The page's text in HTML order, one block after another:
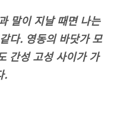
말이 지날 때면 나는
다. 영동의 바닷가 모
간성 고성 사이가 가
.